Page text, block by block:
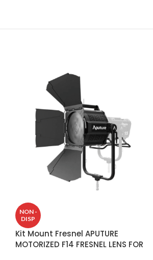
NON -
DISP
Kit Mount Fresnel APUTURE
MOTORIZED F14 FRESNEL LENS FOR